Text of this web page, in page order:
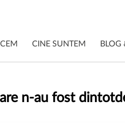
CINE SUNTEM BLOG
n-au fost